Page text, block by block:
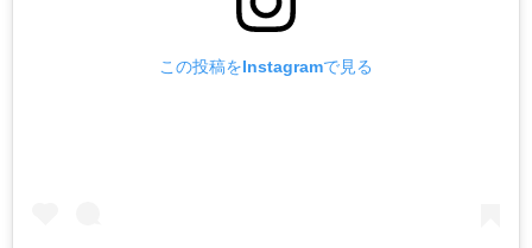
この投稿をInstagramで見る